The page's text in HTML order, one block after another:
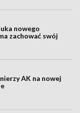
nowego
zachować swój
AK na nowej